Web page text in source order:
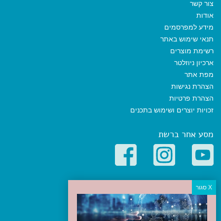
צור קשר
אודות
מידע למפרסמים
תנאי שימוש באתר
רשימת מוצרים
ארכיון ניוזלטר
מפת אתר
הצהרת נגישות
הצהרת פרטיות
זכויות יוצרים ושימוש בתכנים
מסע אחר ברשת
קטגוריות פופולריות
יעדים
טיולים בישראל